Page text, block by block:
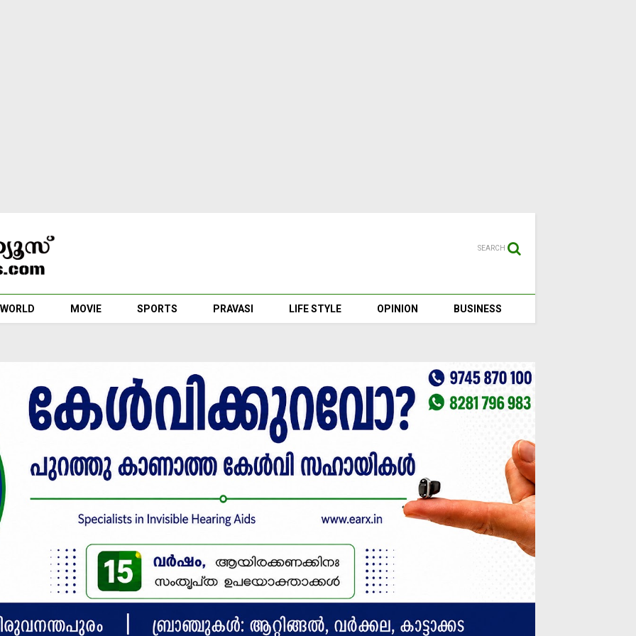
SEARCH
WORLD MOVIE SPORTS PRAVASI LIFE STYLE OPINION BUSINESS